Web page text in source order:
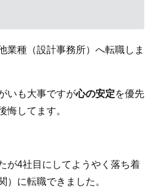
業種（設計事務所）へ転職しま
いも大事ですが心の安定を優先
悔してます。
が4社目にしてようやく落ち着
）に転職できました。